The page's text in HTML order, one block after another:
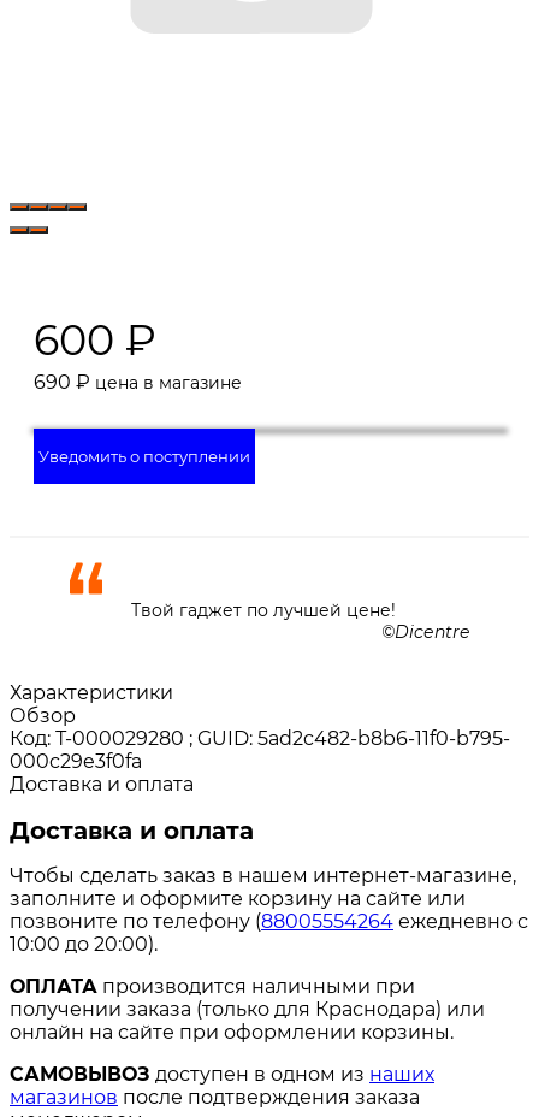
600 ₽
690 ₽ цена в магазине
Уведомить о поступлении
Твой гаджет по лучшей цене!
Dicentre
Характеристики
Обзор
Код: Т-000029280 ; GUID: 5ad2c482-b8b6-11f0-b795-
000c29e3f0fa
Доставка и оплата
Доставка и оплата
Чтобы сделать заказ в нашем интернет-магазине,
заполните и оформите корзину на сайте или
позвоните по телефону (88005554264 ежедневно с
10:00 до 20:00).
ОПЛАТА производится наличными при
получении заказа (только для Краснодара) или
онлайн на сайте при оформлении корзины.
САМОВЫВОЗ доступен в одном из наших
магазинов после подтверждения заказа